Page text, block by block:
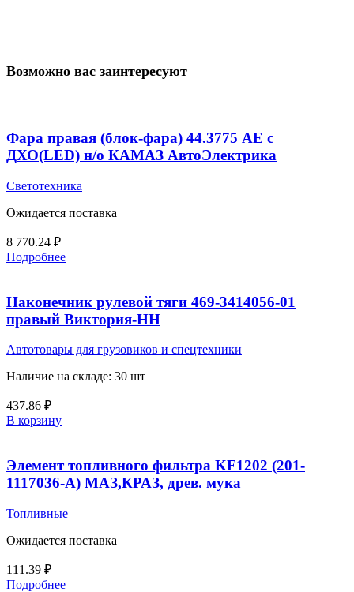
Возможно вас заинтересуют
Фара правая (блок-фара) 44.3775 AE с
ДХО(LED) н/о КАМАЗ АвтоЭлектрика
Светотехника
Ожидается поставка
8 770.24 ₽
Подробнее
Наконечник рулевой тяги 469-3414056-01
правый Виктория-НН
Автотовары для грузовиков и спецтехники
Наличие на складе: 30 шт
437.86 ₽
В корзину
Элемент топливного фильтра KF1202 (201-
1117036-А) МАЗ,КРАЗ, древ. мука
Топливные
Ожидается поставка
111.39 ₽
Подробнее